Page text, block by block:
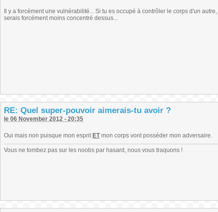
Il y a forcément une vulnérabilité... Si tu es occupé à contrôler le corps d'un
serais forcément moins concentré dessus...
RE: Quel super-pouvoir aimerais-tu avoir ?
le 06 November 2012 - 20:35
Oui mais non puisque mon esprit ETmon corps vont posséder mon adversaire.
Vous ne tombez pas sur les noobs par hasard, nous vous traquons !